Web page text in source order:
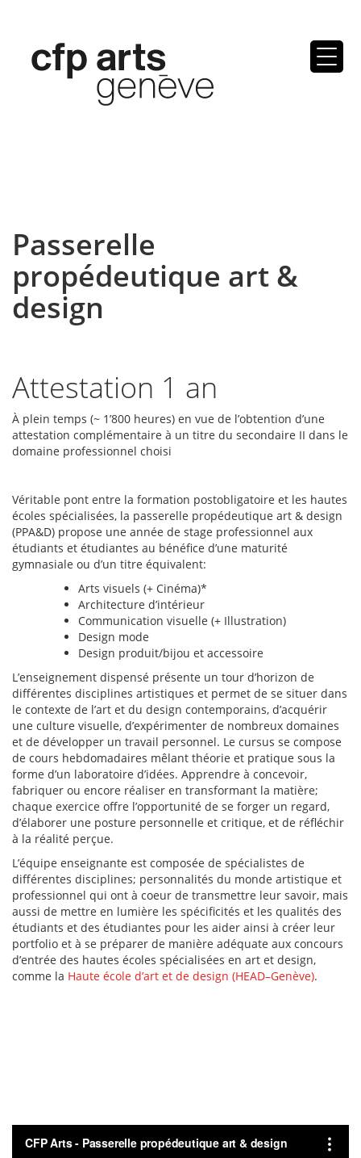
Passerelle
propédeutique art &
design
Attestation 1 an
À plein temps (~ 1’800 heures) en vue de l’obtention d’une
attestation complémentaire à un titre du secondaire II dans le
domaine professionnel choisi
a
medicine
for
adults
with
along
with
diet
and
exercise
to
improve
blood
sugar
and
A1C.
Although
Rybelsus
is
not
a
weight
loss
drug,
lose
weight
Véritable pont entre la formation postobligatoire et les hautes
écoles spécialisées, la passerelle propédeutique art & design
(PPA&D) propose une année de stage professionnel aux
étudiants et étudiantes au bénéfice d’une maturité
gymnasiale ou d’un titre équivalent:
Arts visuels (+ Cinéma)*
Architecture d’intérieur
Communication visuelle (+ Illustration)
Design mode
Design produit/bijou et accessoire
L’enseignement dispensé présente un tour d’horizon de
différentes disciplines artistiques et permet de se situer dans
le contexte de l’art et du design contemporains, d’acquérir
une culture visuelle, d’expérimenter de nombreux domaines
et de développer un travail personnel. Le cursus se compose
de cours hebdomadaires mêlant théorie et pratique sous la
forme d’un laboratoire d’idées. Apprendre à concevoir,
fabriquer ou encore réaliser en transformant la matière;
chaque exercice offre l’opportunité de se forger un regard,
d’élaborer une posture personnelle et critique, et de réfléchir
à la réalité perçue.
L’équipe enseignante est composée de spécialistes de
différentes disciplines; personnalités du monde artistique et
professionnel qui ont à coeur de transmettre leur savoir, mais
aussi de mettre en lumière les spécificités et les qualités des
étudiants et des étudiantes pour les aider ainsi à créer leur
portfolio et à se préparer de manière adéquate aux concours
d’entrée des hautes écoles spécialisées en art et design,
comme la Haute école d’art et de design (HEAD–Genève).